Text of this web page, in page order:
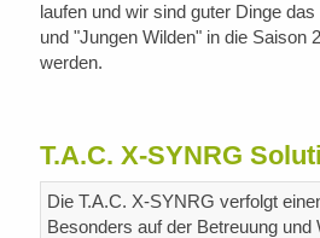
laufen und wir sind guter Dinge
und "Jungen Wilden" in die Saison
werden.
T.A.C. X-SYNRG
Die T.A.C. X-SYNRG verfolgt
Besonders auf der Betreuung